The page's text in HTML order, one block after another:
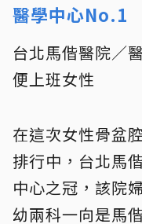
醫學中心No.1
台北馬偕醫院／
便上班女性
在這次女性骨盆
排行中，台北馬
中心之冠，該院
幼兩科一向是馬